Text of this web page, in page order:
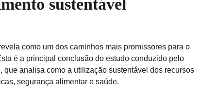
sustentável
como um dos caminhos mais promissores para o
é a principal conclusão do estudo conduzido pelo
analisa como a utilização sustentável dos recursos
segurança alimentar e saúde.